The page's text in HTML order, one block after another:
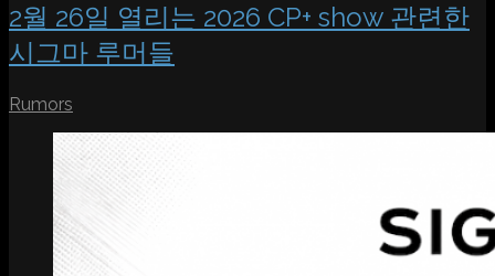
2월 26일 열리는 2026 CP+ show 관련한
시그마 루머들
Rumors